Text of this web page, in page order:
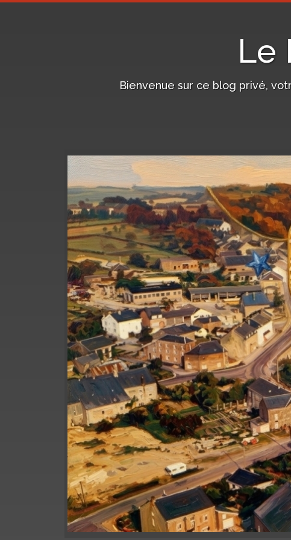
Le
Bienvenue sur ce blog privé,